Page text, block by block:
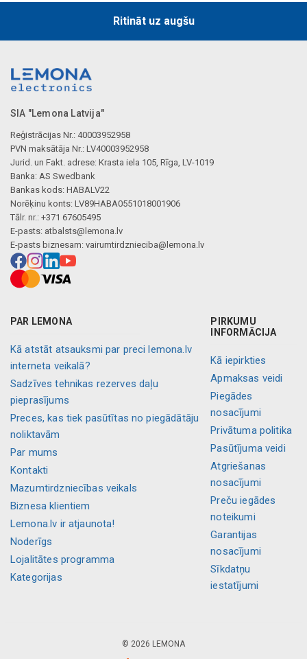
Ritināt uz augšu
SIA "Lemona Latvija"
Reģistrācijas Nr.: 40003952958
PVN maksātāja Nr.: LV40003952958
Jurid. un Fakt. adrese: Krasta iela 105, Rīga, LV-1019
Banka: AS Swedbank
Bankas kods: HABALV22
Norēķinu konts: LV89HABA0551018001906
Tālr. nr.: +371 67605495
E-pasts: atbalsts@lemona.lv
E-pasts biznesam: vairumtirdznieciba@lemona.lv
PAR LEMONA
Kā atstāt atsauksmi par preci lemona.lv
interneta veikalā?
Sadzīves tehnikas rezerves daļu
pieprasījums
Preces, kas tiek pasūtītas no piegādātāju
noliktavām
Par mums
Kontakti
Mazumtirdzniecības veikals
Biznesa klientiem
Lemona.lv ir atjaunota!
Noderīgs
Lojalitātes programma
Kategorijas
PIRKUMU
INFORMĀCIJA
Kā iepirkties
Apmaksas veidi
Piegādes
nosacījumi
Privātuma politika
Pasūtījuma veidi
Atgriešanas
nosacījumi
Preču iegādes
noteikumi
Garantijas
nosacījumi
Sīkdatņu
iestatījumi
© 2026 LEMONA